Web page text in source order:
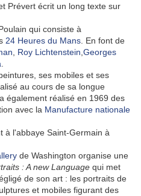
Prévert écrit un long texte sur
qui consiste à
24 Heures du Mans . En font de
Roy Lichtenstein Georges
ses mobiles et ses
au cours de sa longue
également réalisé en 1969 des
avec la Manufacture nationale
à l'abbaye Saint-Germain à
de Washington organise une
: A new Language qui met
de son art : les portraits de
et mobiles figurant des